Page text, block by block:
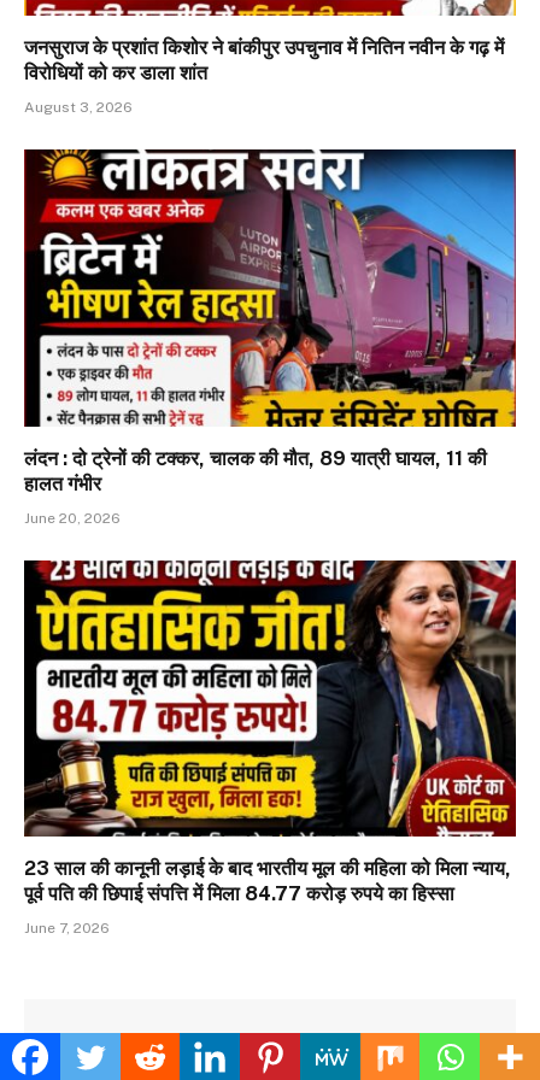
जनसुराज के प्रशांत किशोर ने बांकीपुर उपचुनाव में नितिन नवीन के गढ़ में
विरोधियों को कर डाला शांत
August 3, 2026
लंदन : दो ट्रेनों की टक्कर, चालक की मौत, 89 यात्री घायल, 11 की
हालत गंभीर
June 20, 2026
23 साल की कानूनी लड़ाई के बाद भारतीय मूल की महिला को मिला न्याय,
पूर्व पति की छिपाई संपत्ति में मिला 84.77 करोड़ रुपये का हिस्सा
June 7, 2026
LEAVE A REPLY